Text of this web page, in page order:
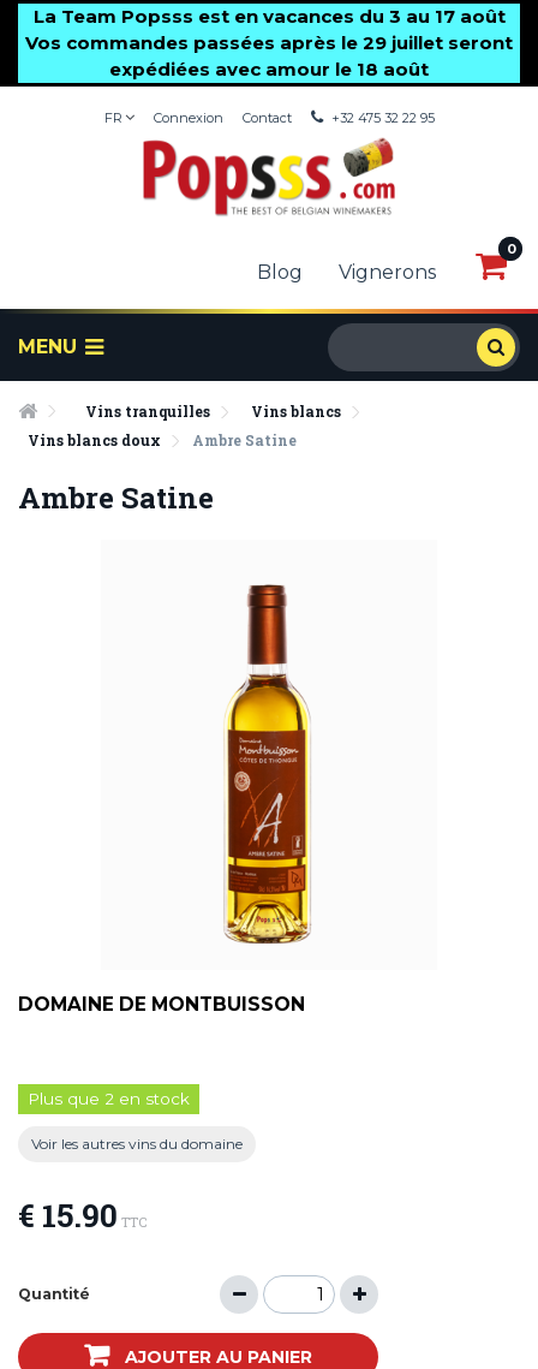
La Team Popsss est en vacances du 3 au 17 août
Vos commandes passées après le 29 juillet seront
expédiées avec amour le 18 août
FR Connexion Contact +32 475 32 22 95
Blog Vignerons
0
0
MENU
Vins tranquilles
Vins blancs
Vins blancs doux
Ambre Satine
Ambre Satine
DOMAINE DE MONTBUISSON
Plus que 2 en stock
Voir les autres vins du domaine
€ 15.90 TTC
Quantité
AJOUTER AU PANIER